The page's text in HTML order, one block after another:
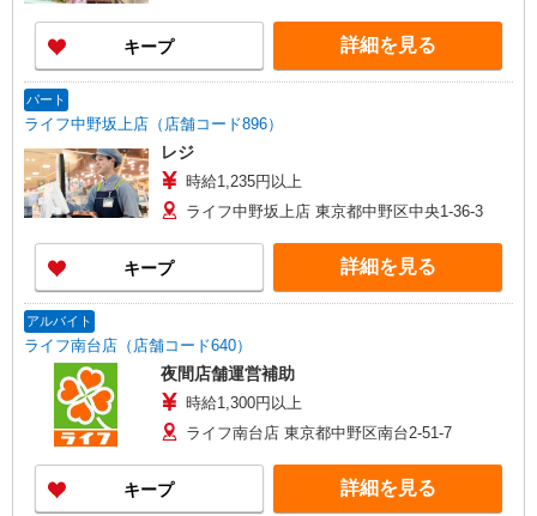
キープ 詳細を見る
パート
ライフ中野坂上店（店舗コード896）
レジ
時給1,235円以上
ライフ中野坂上店 東京都中野区中央1-36-3
キープ 詳細を見る
アルバイト
ライフ南台店（店舗コード640）
夜間店舗運営補助
時給1,300円以上
ライフ南台店 東京都中野区南台2-51-7
キープ 詳細を見る